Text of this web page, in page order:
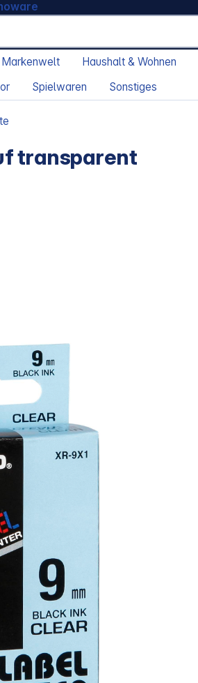
Haushalt & Wohnen
Spielwaren Sonstiges
transparent